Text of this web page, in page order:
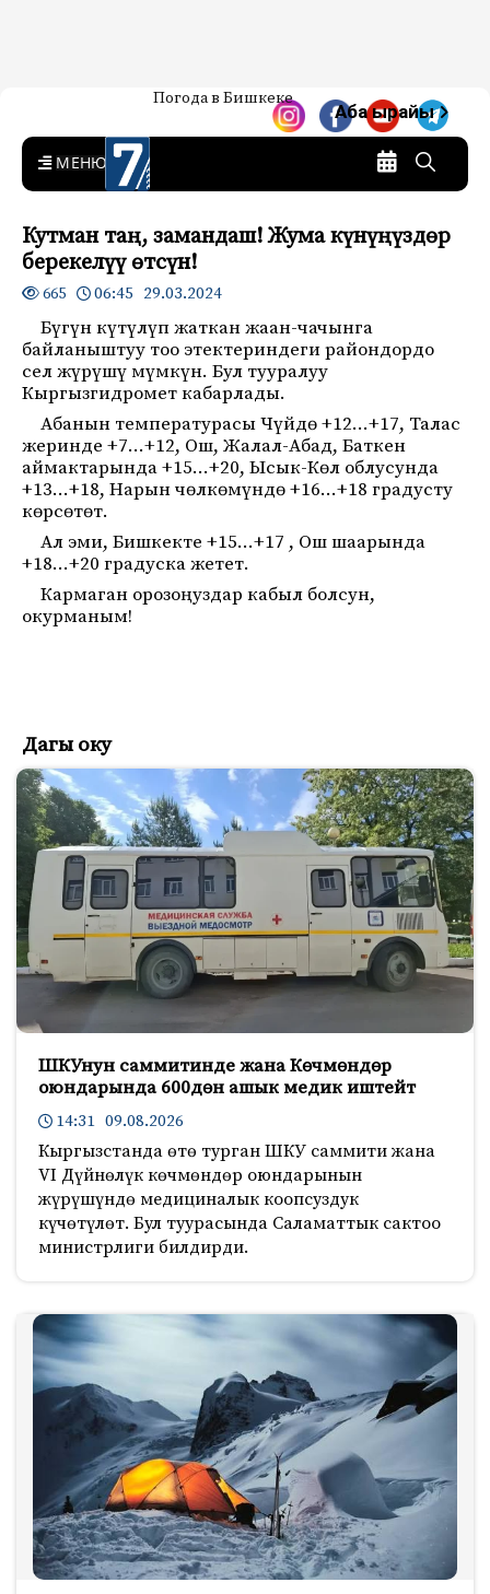
7-канал. Жаңылыктар —
Кыргызстан
Жаңылыктар — Кыргызстан
Погода в Бишкеке
Аба ырайы
MENU
Кутман таң, замандаш! Жума күнүңүздөр
берекелүү өтсүн!
665 06:45 29.03.2024
Бүгүн күтүлүп жаткан жаан-чачынга
байланыштуу тоо этектериндеги райондордо
сел жүрүшү мүмкүн. Бул тууралуу
Кыргызгидромет кабарлады.
Абанын температурасы Чүйдө +12…+17, Талас
жеринде +7…+12, Ош, Жалал-Абад, Баткен
аймактарында +15…+20, Ысык-Көл облусунда
+13…+18, Нарын чөлкөмүндө +16…+18 градусту
көрсөтөт.
Ал эми, Бишкекте +15…+17 , Ош шаарында
+18…+20 градуска жетет.
Кармаган орозоңуздар кабыл болсун,
окурманым!
Дагы оку
ШКУнун саммитинде жана Көчмөндөр
оюндарында 600дөн ашык медик иштейт
14:31 09.08.2026
Кыргызстанда өтө турган ШКУ саммити жана
VI Дүйнөлүк көчмөндөр оюндарынын
жүрүшүндө медициналык коопсуздук
күчөтүлөт. Бул туурасында Саламаттык сактоо
министрлиги билдирди.